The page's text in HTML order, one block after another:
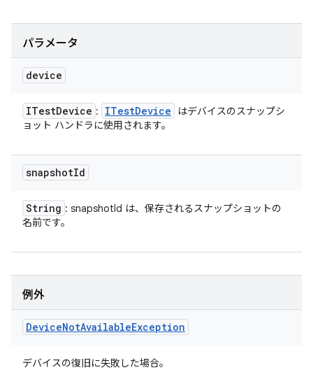
パラメータ
device
ITestDevice : ITestDevice
はデバイスのスナップシ
ョット ハンドラに使用されます。
snapshotId
String : snapshotId は、保存されるスナップショットの
名前です。
例外
DeviceNotAvailableException
デバイスの復旧に失敗した場合。